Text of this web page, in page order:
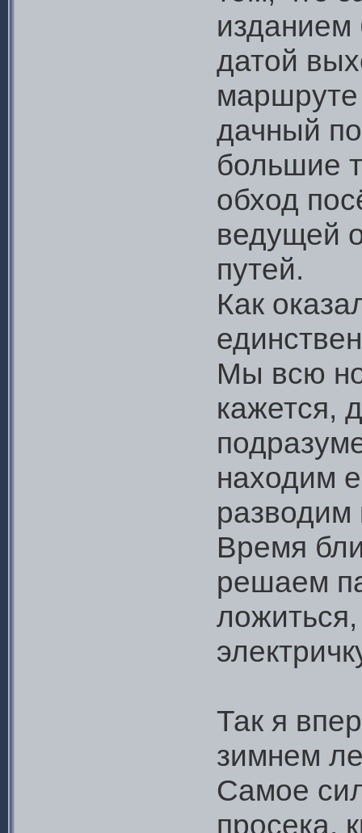
датой
маршруте
дачный
большие
обход
ведущей
путей.
Как
Мы всю
кажется,
находим
разводим
Время
решаем
Так я
зимнем
Самое
просека,